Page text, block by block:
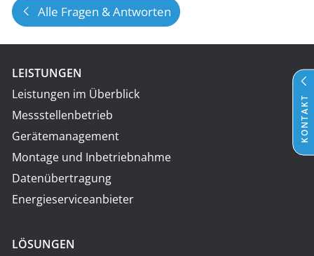
Alle Fragen & Antworten
LEISTUNGEN
Leistungen im Überblick
Messstellenbetrieb
Gerätemanagement
Montage und Inbetriebnahme
Datenübertragung
Energieserviceanbieter
LÖSUNGEN
KONTAKT